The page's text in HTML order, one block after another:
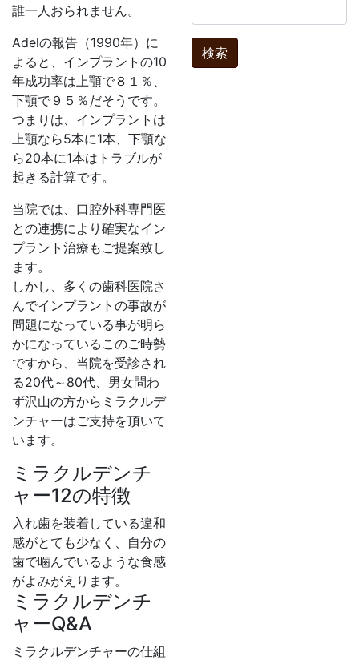
誰一人おられません。
Adelの報告（1990年）に
よると、インプラントの10
年成功率は上顎で８１％、
下顎で９５％だそうです。
つまりは、インプラントは
上顎なら5本に1本、下顎な
ら20本に1本はトラブルが
起きる計算です。
当院では、口腔外科専門医
との連携により確実なイン
プラント治療もご提案致し
ます。
しかし、多くの歯科医院さ
んでインプラントの事故が
問題になっている事が明ら
かになっているこのご時勢
ですから、当院を受診され
る20代～80代、男女問わ
ず沢山の方からミラクルデ
ンチャーはご支持を頂いて
います。
ミラクルデンチ
ャー12の特徴
入れ歯を装着している違和
感がとても少なく、自分の
歯で噛んでいるような食感
がよみがえります。
ミラクルデンチ
ャーQ&A
ミラクルデンチャーの仕組
索: